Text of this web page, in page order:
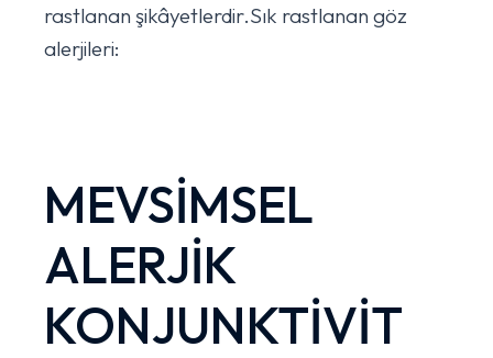
rastlanan şikâyetlerdir.Sık rastlanan göz
alerjileri:
MEVSİMSEL
ALERJİK
KONJUNKTİVİT